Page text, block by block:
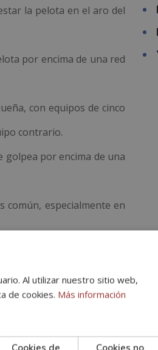
la pelota en el aro del
por encima de una red
con equipos de cinco
contrario.
golpea por encima de una
común, especialmente en
con jugadores/as que
con presas y rutas
Al utilizar nuestro sitio web,
de cookies. Más información
Cookies de
Cookies no